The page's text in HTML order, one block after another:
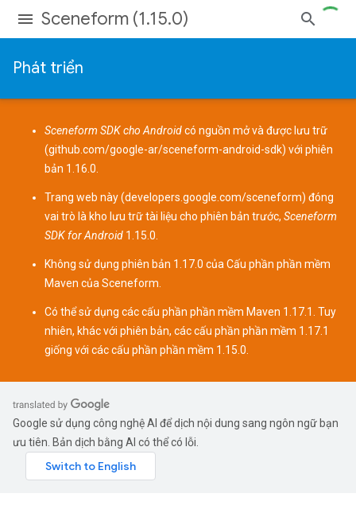
Sceneform (1.15.0)
Phát triển
Sceneform SDK cho Androidcó nguồn mở và được lưu trữ
(github.com/google-ar/sceneform-android-sdk) với phiên
bản 1.16.0.
Trang web này (developers.google.com/sceneform) đóng
vai trò là kho lưu trữ tài liệu cho phiên bản trước, Sceneform
SDK for Android 1.15.0.
Không sử dụng phiên bản 1.17.0 của Cấu phần phần mềm
Maven của Sceneform.
Có thể sử dụng các cấu phần phần mềm Maven 1.17.1. Tuy
nhiên, khác với phiên bản, các cấu phần phần mềm 1.17.1
giống với các cấu phần phần mềm 1.15.0.
Google sử dụng công nghệ AI để dịch nội dung sang ngôn ngữ bạn
ưu tiên. Bản dịch bằng AI có thể có lỗi.